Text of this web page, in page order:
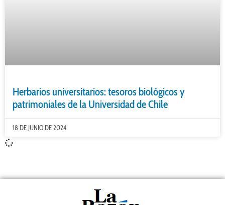
Herbarios universitarios: tesoros biológicos y
patrimoniales de la Universidad de Chile
18 DE JUNIO DE 2024